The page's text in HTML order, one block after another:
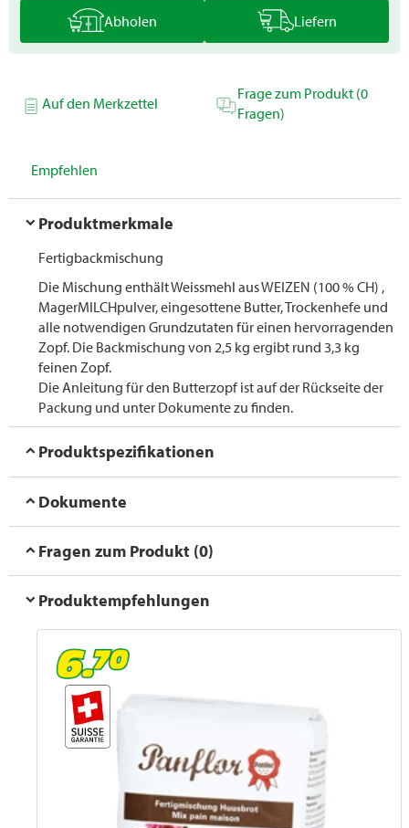
Abholen Liefern
Auf den Merkzettel
Frage zum Produkt (0
Fragen)
Empfehlen
Produktmerkmale
Fertigbackmischung
Die Mischung enthält Weissmehl aus WEIZEN (100 % CH) ,
MagerMILCHpulver, eingesottene Butter, Trockenhefe und
alle notwendigen Grundzutaten für einen hervorragenden
Zopf. Die Backmischung von 2,5 kg ergibt rund 3,3 kg
feinen Zopf.
Die Anleitung für den Butterzopf ist auf der Rückseite der
Packung und unter Dokumente zu finden.
Produktspezifikationen
Dokumente
Fragen zum Produkt (0)
Produktempfehlungen